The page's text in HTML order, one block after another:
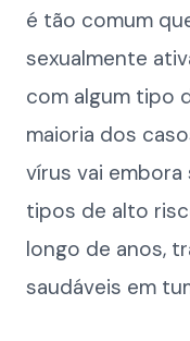
é tão comum
sexualmente
com algum tipo
maioria dos
vírus vai
tipos de alto
longo de anos,
saudáveis em